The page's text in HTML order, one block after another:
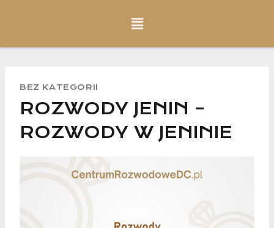
BEZ KATEGORII
ROZWODY JENIN –
ROZWODY W JENINIE